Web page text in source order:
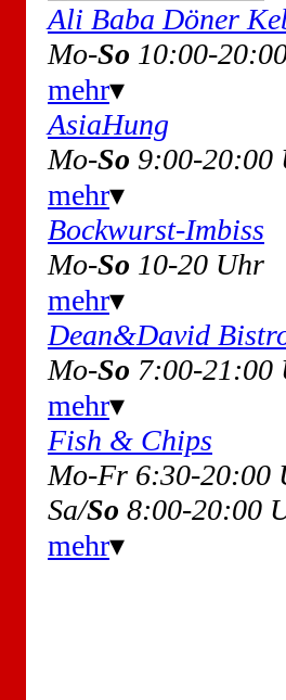
Ali Baba Döner
Mo-So 10:00-
mehr▾
AsiaHung
Mo-So 9:00-20:00
mehr▾
Bockwurst-Imbiss
Mo-So 10-20 Uhr
mehr▾
Dean&David
Mo-So 7:00-21:00
mehr▾
Fish & Chips
Mo-Fr 6:30-
Sa/So 8:00-20:00
mehr▾